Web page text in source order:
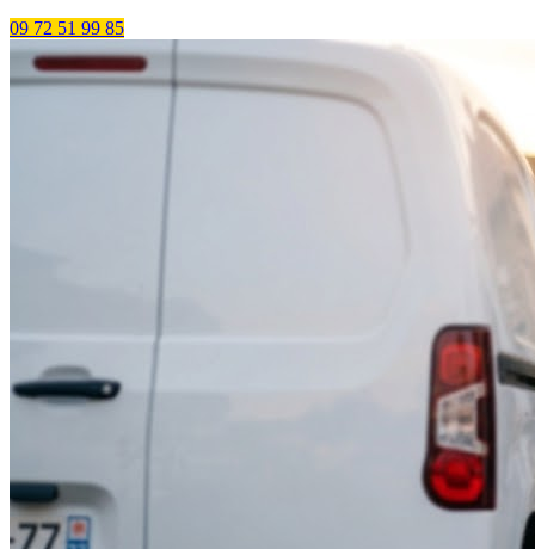
09 72 51 99 85